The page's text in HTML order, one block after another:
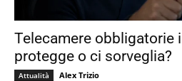
Telecamere obbligatorie
protegge o ci sorveglia?
Attualità Alex Trizio